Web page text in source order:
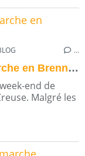
…
6 et 7 avril 2024 : week-end de marche en Brenne et en bord de Creuse
end de
Malgré les